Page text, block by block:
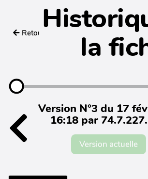
Retour la
Version N°3 du 17
16:18 par
Version actuelle